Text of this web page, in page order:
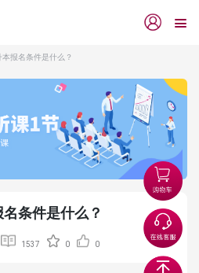
报名条件是什么？
条件是什么？
1537 0 0